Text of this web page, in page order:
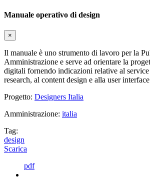
Manuale operativo di design
×
Il manuale è uno strumento di lavoro per la
Amministrazione e serve ad orientare la
digitali fornendo indicazioni relative al service
research, al content design e alla user
Progetto: Designers Italia
Amministrazione: italia
Tag:
design
Scarica
pdf